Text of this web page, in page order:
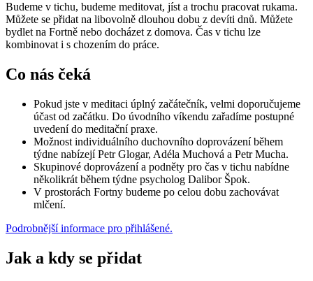
Budeme v tichu, budeme meditovat, jíst a trochu pracovat rukama.
Můžete se přidat na libovolně dlouhou dobu z devíti dnů. Můžete
bydlet na Fortně nebo docházet z domova. Čas v tichu lze
kombinovat i s chozením do práce.
Co nás čeká
Pokud jste v meditaci úplný začátečník, velmi doporučujeme
účast od začátku. Do úvodního víkendu zařadíme postupné
uvedení do meditační praxe.
Možnost individuálního duchovního doprovázení během
týdne nabízejí Petr Glogar, Adéla Muchová a Petr Mucha.
Skupinové doprovázení a podněty pro čas v tichu nabídne
několikrát během týdne psycholog Dalibor Špok.
V prostorách Fortny budeme po celou dobu zachovávat
mlčení.
Podrobnější informace pro přihlášené.
Jak a kdy se přidat